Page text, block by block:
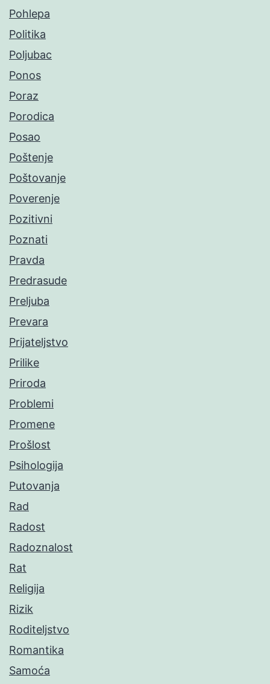
Pohlepa
Politika
Poljubac
Ponos
Poraz
Porodica
Posao
Poštenje
Poštovanje
Poverenje
Pozitivni
Poznati
Pravda
Predrasude
Preljuba
Prevara
Prijateljstvo
Prilike
Priroda
Problemi
Promene
Prošlost
Psihologija
Putovanja
Rad
Radost
Radoznalost
Rat
Religija
Rizik
Roditeljstvo
Romantika
Samoća